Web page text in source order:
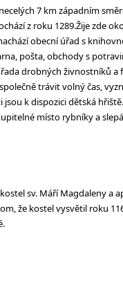
7 km západním
z roku 1289.Žije zde
obecní úřad s
pošta, obchody s
drobných živnostníků a
trávit volný čas,
k dispozici dětská
místo rybníky a
sv. Máří Magdaleny a
že kostel vysvětil roku